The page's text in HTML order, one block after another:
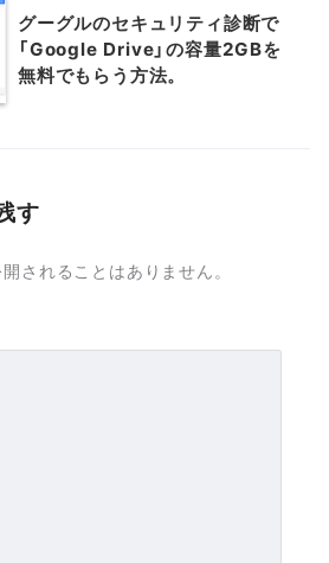
グーグルのセキュリティ診断で
「Google Drive」の容量2GBを
無料でもらう方法。
す
されることはありません。